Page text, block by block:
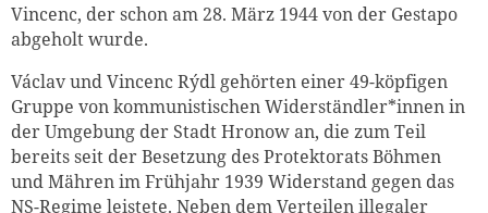
Vincenc, der schon am 28. März 1944 von der Gestapo
abgeholt wurde.
Václav und Vincenc Rýdl gehörten einer 49-köpfigen
Gruppe von kommunistischen Widerständler*innen in
der Umgebung der Stadt Hronow an, die zum Teil
bereits seit der Besetzung des Protektorats Böhmen
und Mähren im Frühjahr 1939 Widerstand gegen das
NS-Regime leistete. Neben dem Verteilen illegaler